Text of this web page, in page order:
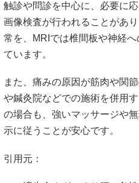
触診や問診を中心に、必要に
画像検査が行われることがあ
常を、MRIでは椎間板や神経
ています。
また、痛みの原因が筋肉や関
や鍼灸院などでの施術を併用
の場合も、強いマッサージや
示に従うことが安心です。
引用元：